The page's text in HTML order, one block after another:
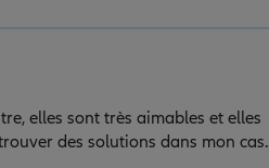
des solutions dans mon cas.